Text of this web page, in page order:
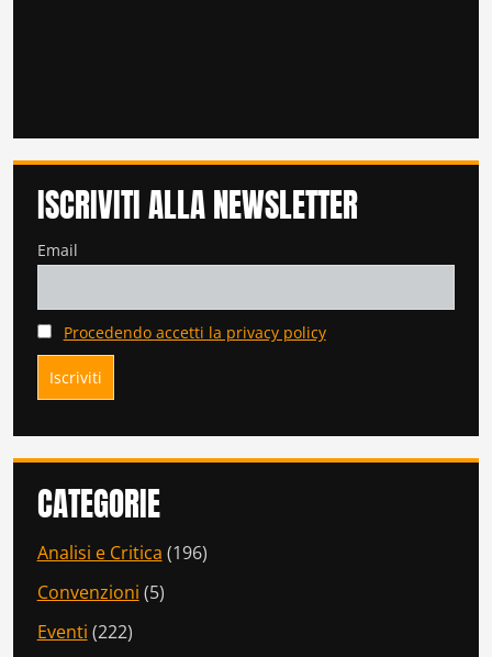
ISCRIVITI ALLA NEWSLETTER
Email
Procedendo accetti la privacy policy
CATEGORIE
Analisi e Critica (196)
Convenzioni (5)
Eventi (222)